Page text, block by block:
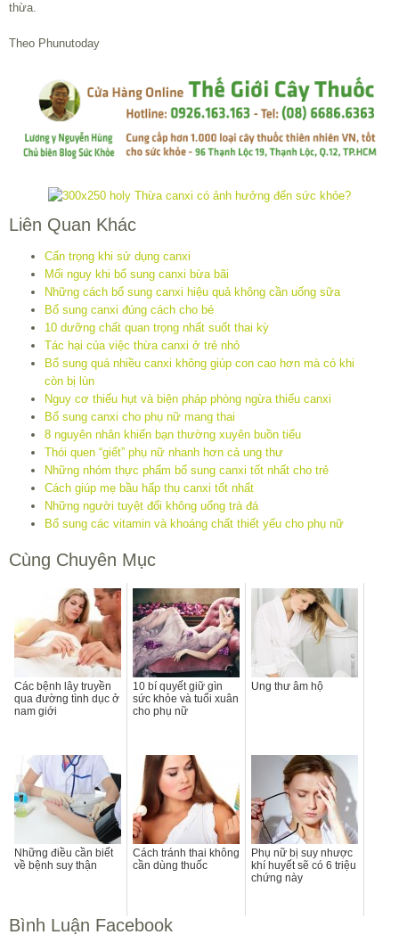
thừa.
Theo Phunutoday
Liên Quan Khác
Cẩn trọng khi sử dụng canxi
Mối nguy khi bổ sung canxi bừa bãi
Những cách bổ sung canxi hiệu quả không cần uống sữa
Bổ sung canxi đúng cách cho bé
10 dưỡng chất quan trọng nhất suốt thai kỳ
Tác hại của việc thừa canxi ở trẻ nhỏ
Bổ sung quá nhiều canxi không giúp con cao hơn mà có khi
còn bị lùn
Nguy cơ thiếu hụt và biện pháp phòng ngừa thiếu canxi
Bổ sung canxi cho phụ nữ mang thai
8 nguyên nhân khiến bạn thường xuyên buồn tiểu
Thói quen “giết” phụ nữ nhanh hơn cả ung thư
Những nhóm thực phẩm bổ sung canxi tốt nhất cho trẻ
Cách giúp mẹ bầu hấp thụ canxi tốt nhất
Những người tuyệt đối không uống trà đá
Bổ sung các vitamin và khoáng chất thiết yếu cho phụ nữ
Cùng Chuyên Mục
Các bệnh lây truyền
qua đường tình dục ở
nam giới
10 bí quyết giữ gìn
sức khỏe và tuổi xuân
cho phụ nữ
Ung thư âm hộ
Những điều cần biết
về bệnh suy thận
Cách tránh thai không
cần dùng thuốc
Phụ nữ bị suy nhược
khí huyết sẽ có 6 triệu
chứng này
Bình Luận Facebook